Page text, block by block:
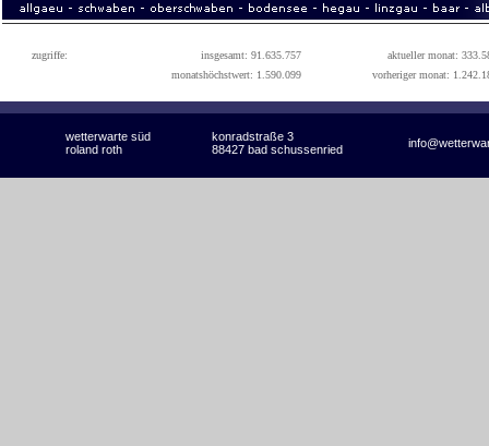
zugriffe: insgesamt: 91.635.757
aktueller monat:
monatshöchstwert: 1.590.099
vorheriger monat:
wetterwarte süd konradstraße 3
roland roth 88427 bad schussenried